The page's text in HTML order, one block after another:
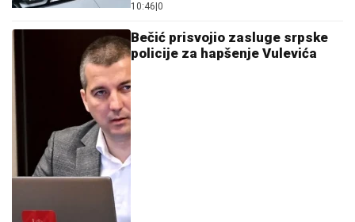
10:46 0
Bečić prisvojio zasluge srpske
policije za hapšenje Vulevića